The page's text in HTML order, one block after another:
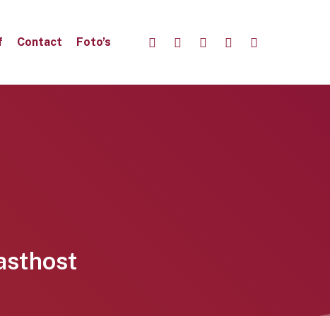
Contact Foto’s linkedininstagramwhatsapp
phone email